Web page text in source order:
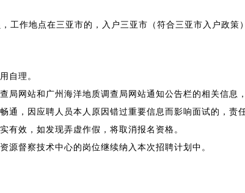
工作地点在三亚市的，入户三亚市（符合三亚市入户政
自理。
局网站和广州海洋地质调查局网站通知公告栏的相关信息
通，因应聘人员本人原因错过重要信息而影响面试的，责
有效，如发现弄虚作假，将取消报名资格。
源督察技术中心的岗位继续纳入本次招聘计划中。